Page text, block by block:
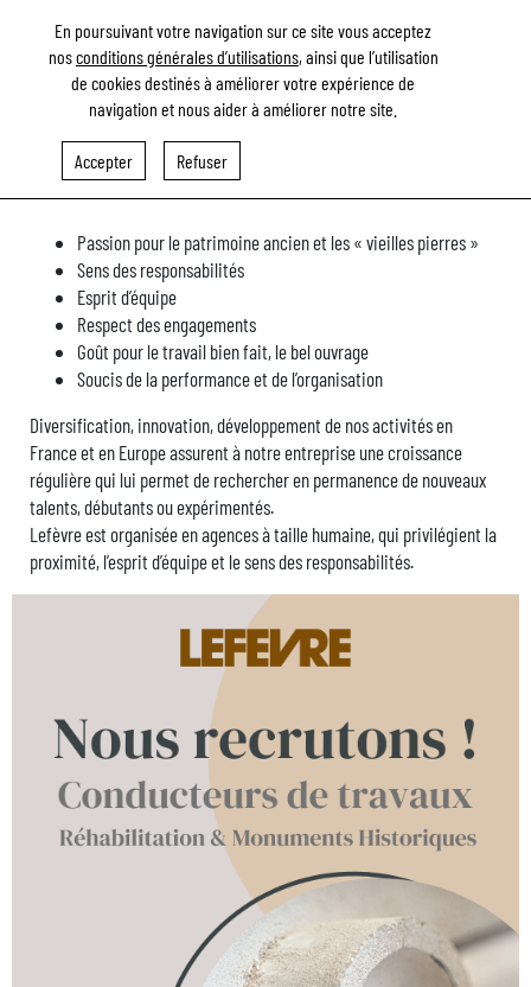
En poursuivant votre navigation sur ce site vous acceptez
nosconditions générales d’utilisations, ainsi que l’utilisation
de cookies destinés à améliorer votre expérience de
navigation et nous aider à améliorer notre site.
Accepter Refuser
NOS VALEURS
Passion pour le patrimoine ancien et les « vieilles pierres »
Sens des responsabilités
Esprit d’équipe
Respect des engagements
Goût pour le travail bien fait, le bel ouvrage
Soucis de la performance et de l’organisation
Diversification, innovation, développement de nos activités en
France et en Europe assurent à notre entreprise une croissance
régulière qui lui permet de rechercher en permanence de nouveaux
talents, débutants ou expérimentés.
Lefèvre est organisée en agences à taille humaine, qui privilégient la
proximité, l’esprit d’équipe et le sens des responsabilités.